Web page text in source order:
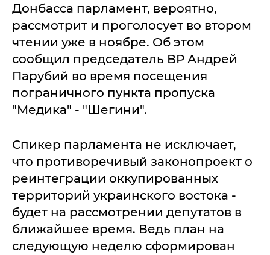
Донбасса парламент, вероятно,
рассмотрит и проголосует во втором
чтении уже в ноябре. Об этом
сообщил председатель ВР Андрей
Парубий во время посещения
пограничного пункта пропуска
"Медика" - "Шегини".
Спикер парламента не исключает,
что противоречивый законопроект о
реинтеграции оккупированных
территорий украинского востока -
будет на рассмотрении депутатов в
ближайшее время. Ведь план на
следующую неделю сформирован